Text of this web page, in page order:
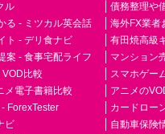
ル
る - ミツカル英会話
ト - デリ食ナビ
案 - 食事宅配ライフ
比較
メ電子書籍比較
ForexTester
ビ
債務整理や
海外FX業者
有田焼高級
マンション
スマホゲー
アニメの
カードロー
自動車保険